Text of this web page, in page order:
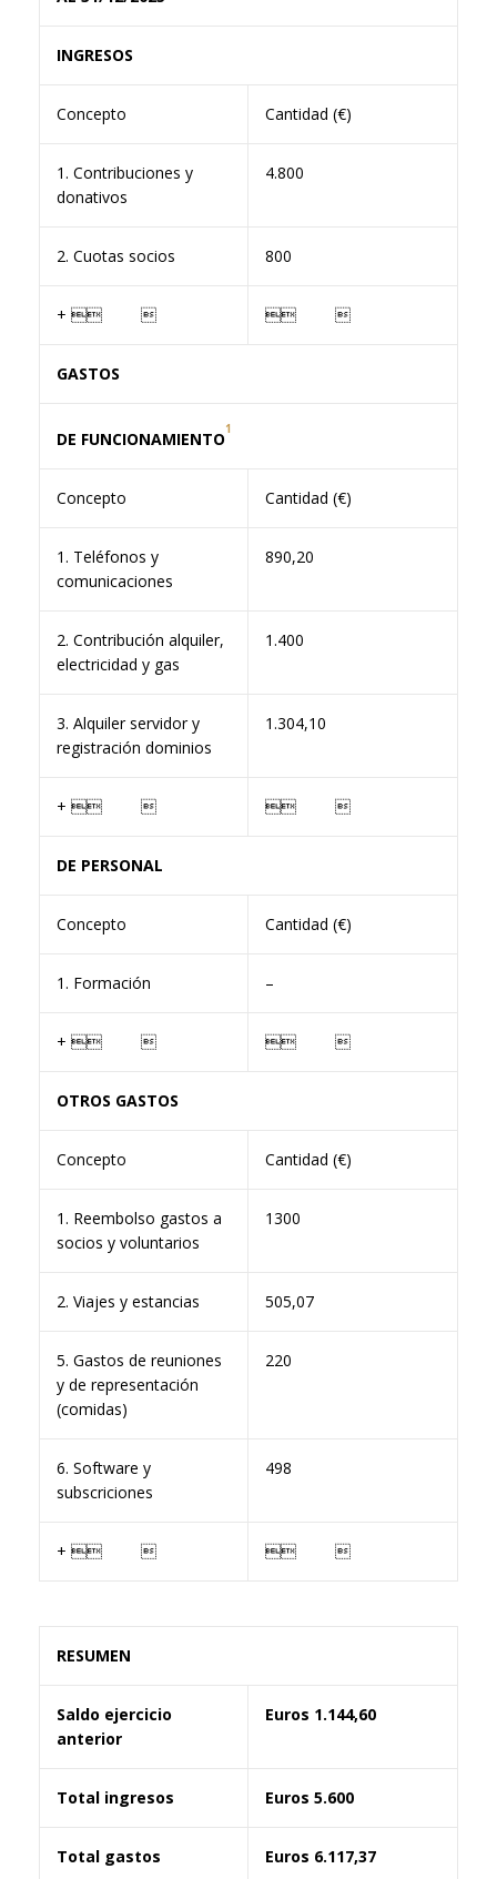
INGRESOS
Concepto Cantidad (€)
1. Contribuciones y
donativos
4.800
2. Cuotas socios 800
+    
GASTOS
DE FUNCIONAMIENTO1
Concepto Cantidad (€)
1. Teléfonos y
comunicaciones
890,20
2. Contribución alquiler,
electricidad y gas
1.400
3. Alquiler servidor y
registración dominios
1.304,10
+    
DE PERSONAL
Concepto Cantidad (€)
1. Formación –
+    
OTROS GASTOS
Concepto Cantidad (€)
1. Reembolso gastos a
socios y voluntarios
1300
2. Viajes y estancias 505,07
5. Gastos de reuniones
y de representación
(comidas)
220
6. Software y
subscriciones
498
+    
RESUMEN
Saldo ejercicio
anterior
Euros 1.144,60
Total ingresos Euros 5.600
Total gastos Euros 6.117,37